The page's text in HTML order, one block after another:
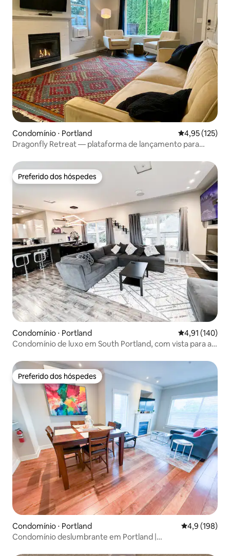
Condomínio ⋅ Portland 4,95 de uma
4,95 (125)
Dragonfly Retreat — plataforma de lançamento para
Preferido dos hóspedes
Preferido dos hóspedes
Condomínio ⋅ Portland 4,91 de uma
4,91 (140)
Condomínio de luxo em South Portland, com vista para a
Preferido dos hóspedes
Preferido dos hóspedes
Condomínio ⋅ Portland 4,9 de uma
4,9 (198)
Condomínio deslumbrante em Portland |